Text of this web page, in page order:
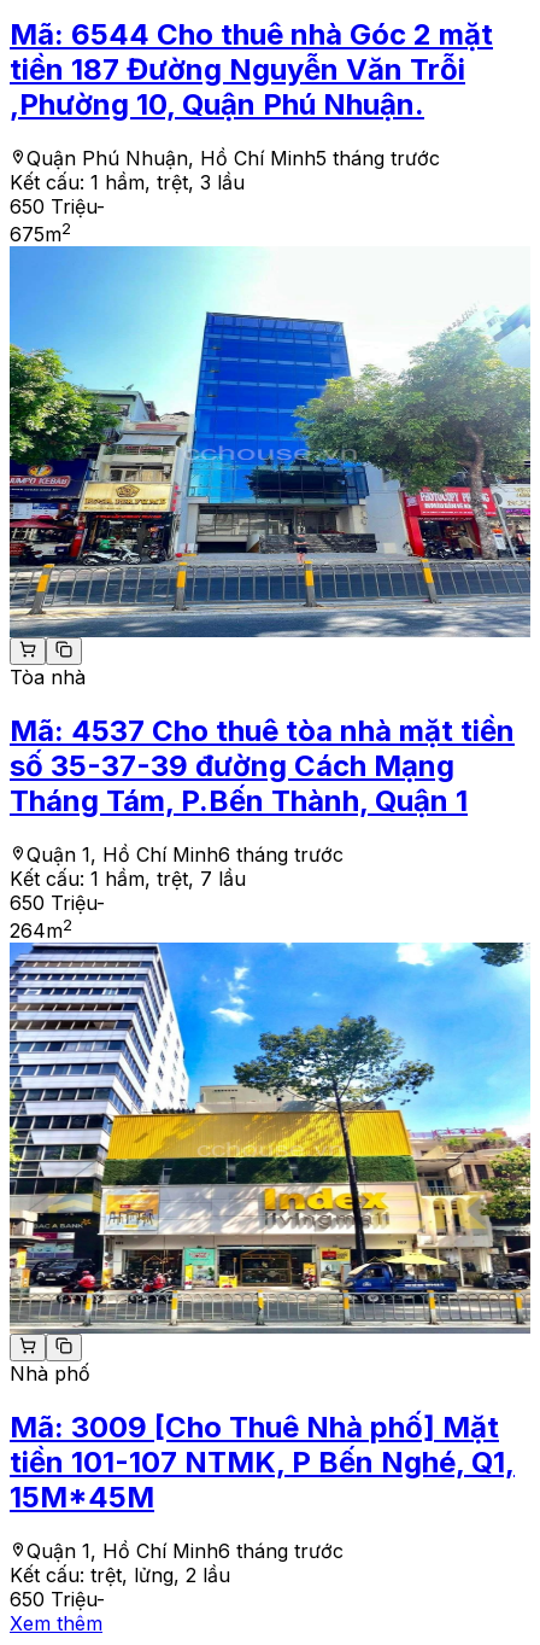
Mã: 6544 Cho thuê nhà Góc 2 mặt
tiền 187 Đường Nguyễn Văn Trỗi
,Phường 10, Quận Phú Nhuận.
Quận Phú Nhuận, Hồ Chí Minh5 tháng trước
Kết cấu: 1 hầm, trệt, 3 lầu
650 Triệu-
675m2
Tòa nhà
Mã: 4537 Cho thuê tòa nhà mặt tiền
số 35-37-39 đường Cách Mạng
Tháng Tám, P.Bến Thành, Quận 1
Quận 1, Hồ Chí Minh6 tháng trước
Kết cấu: 1 hầm, trệt, 7 lầu
650 Triệu-
264m2
Nhà phố
Mã: 3009 [Cho Thuê Nhà phố] Mặt
tiền 101-107 NTMK, P Bến Nghé, Q1,
15M*45M
Quận 1, Hồ Chí Minh6 tháng trước
Kết cấu: trệt, lửng, 2 lầu
650 Triệu-
Xem thêm